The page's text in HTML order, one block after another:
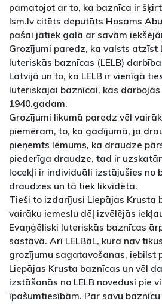
pamatojot ar to, ka baznīca ir
lsm.lv citēts deputāts Hosams
pašai jātiek galā ar savām
Grozījumi paredz, ka valsts atzīst
luteriskās baznīcas (LELB)
Latvijā un to, ka LELB ir vienīgā
luteriskajai baznīcai, kas
1940.gadam.
Grozījumi likumā paredz vēl
piemēram, to, ka gadījumā, ja
pieņemts lēmums, ka draudze
piederīga draudze, tad ir
locekļi ir individuāli izstājušies no
draudzes un tā tiek likvidēta.
Tieši to izdarījusi Liepājas Krusta
vairāku iemeslu dēļ izvēlējās
Evaņģēliski luteriskās baznīcas
sastāvā. Arī LELBāL, kura nav
grozījumu sagatavošanas, iebilst
Liepājas Krusta baznīcas un vēl
izstāšanās no LELB novedusi pie
īpašumtiesībām. Par savu